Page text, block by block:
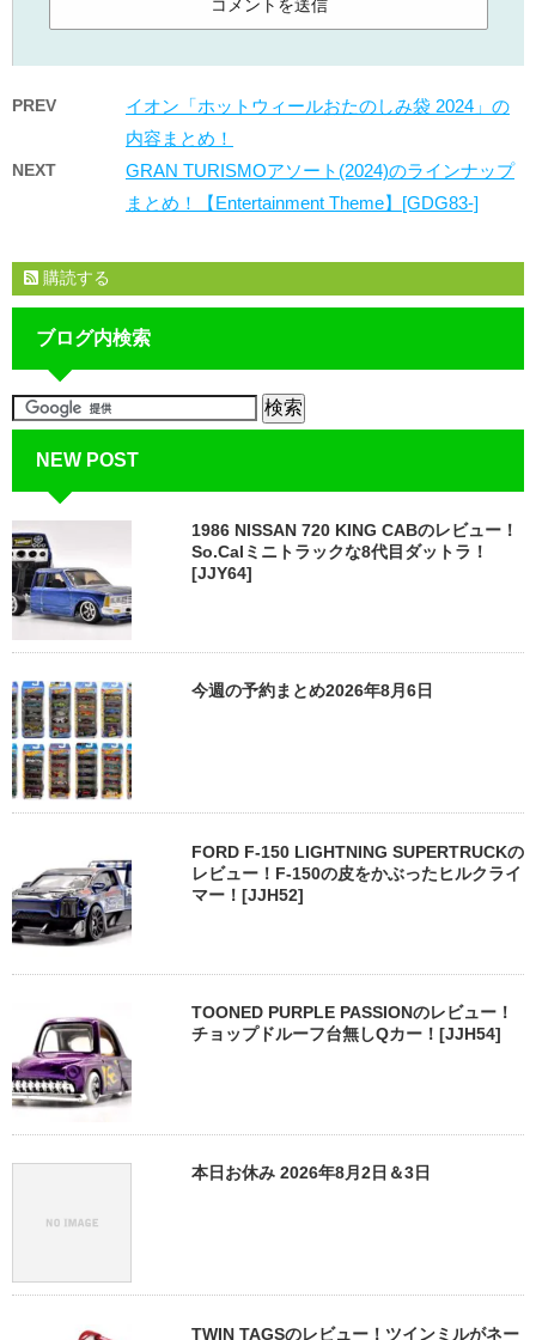
PREV
イオン「ホットウィールおたのしみ袋 2024」の
内容まとめ！
NEXT
GRAN TURISMOアソート(2024)のラインナップ
まとめ！【Entertainment Theme】[GDG83-]
購読する
ブログ内検索
NEW POST
1986 NISSAN 720 KING CABのレビュー！
So.Calミニトラックな8代目ダットラ！
[JJY64]
今週の予約まとめ2026年8月6日
FORD F-150 LIGHTNING SUPERTRUCKの
レビュー！F-150の皮をかぶったヒルクライ
マー！[JJH52]
TOONED PURPLE PASSIONのレビュー！
チョップドルーフ台無しQカー！[JJH54]
本日お休み 2026年8月2日＆3日
TWIN TAGSのレビュー！ツインミルがネー